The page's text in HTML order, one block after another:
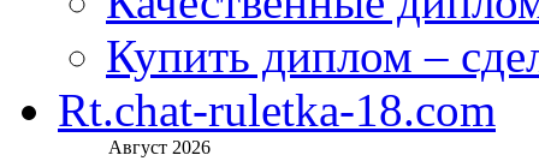
Купить диплом –
Rt.chat-ruletka-18.com
Август 2026